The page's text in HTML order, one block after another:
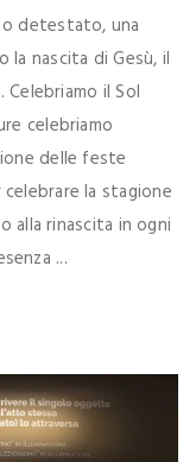
o detestato, una
la nascita di Gesù, il
il Sol
celebriamo
delle feste
la stagione
alla rinascita in ogni
...